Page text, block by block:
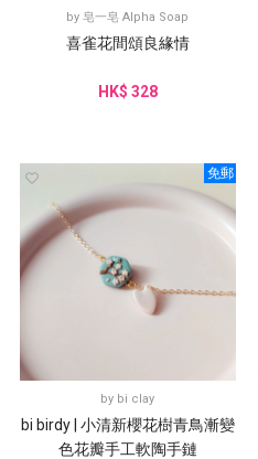
by皂一皂 Alpha Soap
喜雀花間頌良緣情
HK$ 328
免郵
by bi clay
bi birdy | 小清新櫻花樹青鳥漸變
色花瓣手工軟陶手鏈